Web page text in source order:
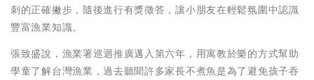
刺的正確撇步，隨後進行有獎徵答，讓小朋友在輕鬆氛圍中認識
豐富漁業知識。
張致盛說，漁業署巡迴推廣邁入第六年，用寓教於樂的方式幫助
學童了解台灣漁業，過去聽聞許多家長不煮魚是為了避免孩子吞